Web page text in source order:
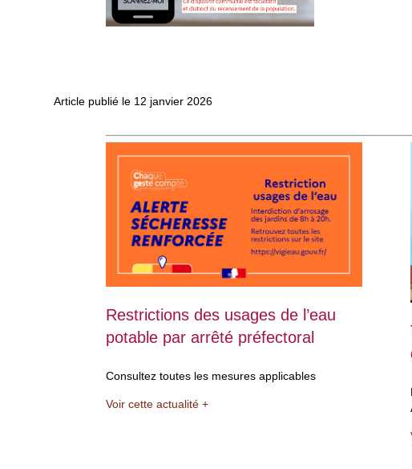
Article publié le 12 janvier 2026
Restrictions des usages de l’eau
potable par arrêté préfectoral
Consultez toutes les mesures applicables
Voir cette actualité +